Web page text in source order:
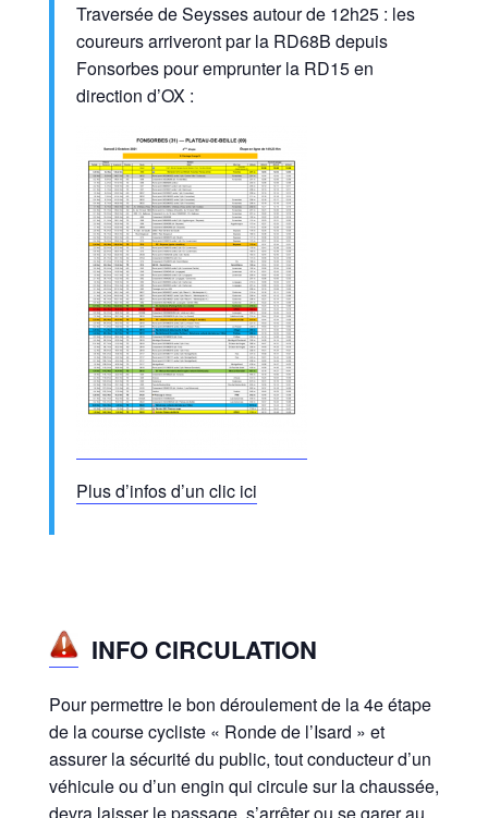
Traversée de Seysses autour de 12h25 : les
coureurs arriveront par la RD68B depuis
Fonsorbes pour emprunter la RD15 en
direction d’OX :
Plus d’infos d’un clic ici
INFO CIRCULATION
Pour permettre le bon déroulement de la 4e étape
de la course cycliste « Ronde de l’Isard » et
assurer la sécurité du public, tout conducteur d’un
véhicule ou d’un engin qui circule sur la chaussée,
devra laisser le passage, s’arrêter ou se garer au